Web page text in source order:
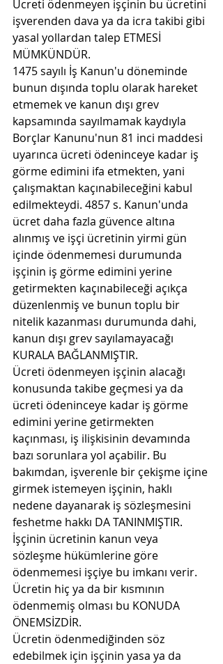
Ücreti ödenmeyen işçinin bu ücretini
işverenden dava ya da icra takibi gibi
yasal yollardan talep ETMESİ
MÜMKÜNDÜR.
1475 sayılı İş Kanun'u döneminde
bunun dışında toplu olarak hareket
etmemek ve kanun dışı grev
kapsamında sayılmamak kaydıyla
Borçlar Kanunu'nun 81 inci maddesi
uyarınca ücreti ödeninceye kadar iş
görme edimini ifa etmekten, yani
çalışmaktan kaçınabileceğini kabul
edilmekteydi. 4857 s. Kanun'unda
ücret daha fazla güvence altına
alınmış ve işçi ücretinin yirmi gün
içinde ödenmemesi durumunda
işçinin iş görme edimini yerine
getirmekten kaçınabileceği açıkça
düzenlenmiş ve bunun toplu bir
nitelik kazanması durumunda dahi,
kanun dışı grev sayılamayacağı
KURALA BAĞLANMIŞTIR.
Ücreti ödenmeyen işçinin alacağı
konusunda takibe geçmesi ya da
ücreti ödeninceye kadar iş görme
edimini yerine getirmekten
kaçınması, iş ilişkisinin devamında
bazı sorunlara yol açabilir. Bu
bakımdan, işverenle bir çekişme içine
girmek istemeyen işçinin, haklı
nedene dayanarak iş sözleşmesini
feshetme hakkı DA TANINMIŞTIR.
İşçinin ücretinin kanun veya
sözleşme hükümlerine göre
ödenmemesi işçiye bu imkanı verir.
Ücretin hiç ya da bir kısmının
ödenmemiş olması bu KONUDA
ÖNEMSİZDİR.
Ücretin ödenmediğinden söz
edebilmek için işçinin yasa ya da